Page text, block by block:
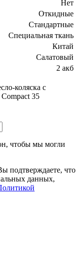
Нет
Откидные
Стандартные
Специальная ткань
Китай
Салатовый
2 акб
коляска с
35
чтобы мы могли
подтверждаете, что
данных,